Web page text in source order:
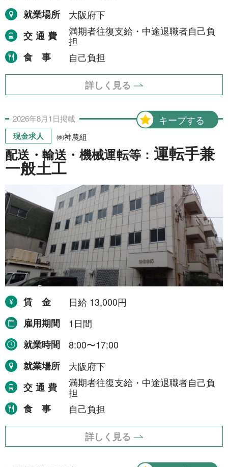
就業場所
大阪府下
交通費
満期者往復支給・中途退職者自己負
担
食事
自己負担
詳しく見る
キープする
2026年8月1日掲載
現金求人 ㈱神農組
配送・輸送・機械運転等： 運転手兼
一般土工
賃金
日給 13,000円
雇用期間
1日間
就業時間
8:00〜17:00
就業場所
大阪府下
交通費
満期者往復支給・中途退職者自己負
担
食事
自己負担
詳しく見る